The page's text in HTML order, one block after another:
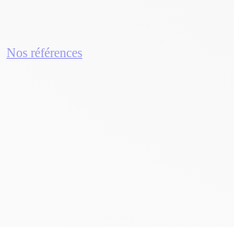
Nos références